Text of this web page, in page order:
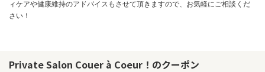
ィケアや健康維持のアドバイスもさせて頂きますので、お気軽にご相談くだ
さい！
Private Salon Couer à Coeur！のクーポン